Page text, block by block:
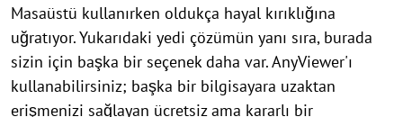
Masaüstü kullanırken oldukça hayal kırıklığına
uğratıyor. Yukarıdaki yedi çözümün yanı sıra, burada
sizin için başka bir seçenek daha var. AnyViewer'ı
kullanabilirsiniz; başka bir bilgisayara uzaktan
erişmenizi sağlayan ücretsiz ama kararlı bir